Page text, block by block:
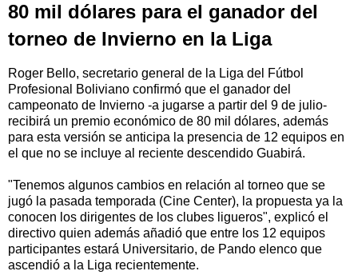
80 mil dólares para el ganador del
torneo de Invierno en la Liga
Roger Bello, secretario general de la Liga del Fútbol
Profesional Boliviano confirmó que el ganador del
campeonato de Invierno -a jugarse a partir del 9 de julio-
recibirá un premio económico de 80 mil dólares, además
para esta versión se anticipa la presencia de 12 equipos en
el que no se incluye al reciente descendido Guabirá.
"Tenemos algunos cambios en relación al torneo que se
jugó la pasada temporada (Cine Center), la propuesta ya la
conocen los dirigentes de los clubes ligueros", explicó el
directivo quien además añadió que entre los 12 equipos
participantes estará Universitario, de Pando elenco que
ascendió a la Liga recientemente.